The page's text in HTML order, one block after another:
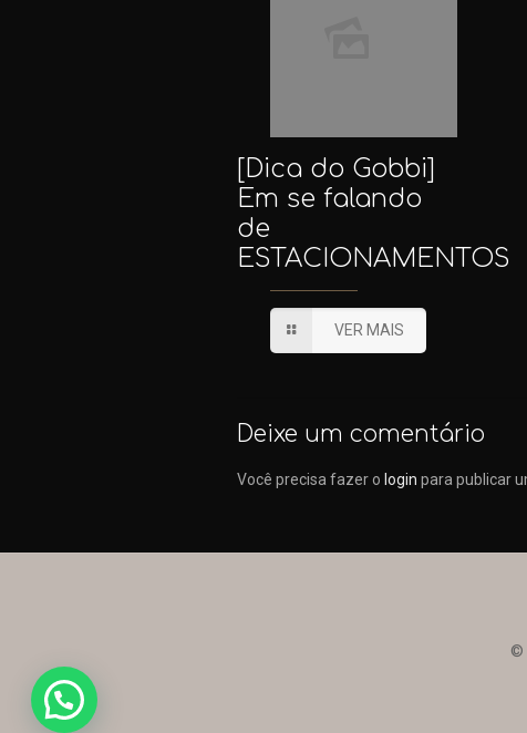
[Dica do Gobbi]
Em se falando
de
ESTACIONAMENTOS
VER MAIS
Deixe um comentário
Você precisa fazer o login para publicar
©